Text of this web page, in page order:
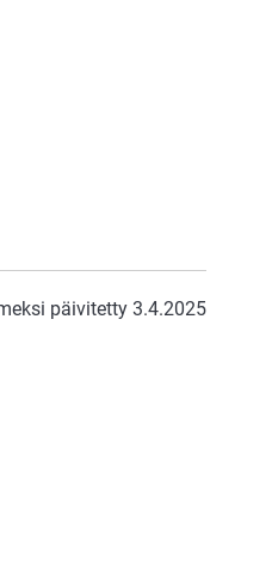
päivitetty 3.4.2025